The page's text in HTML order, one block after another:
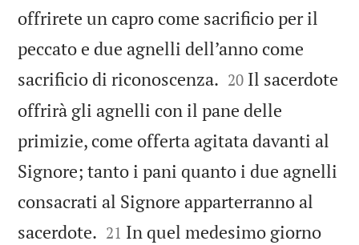
offrirete un capro come sacrificio per il
peccato e due agnelli dell’anno come
sacrificio di riconoscenza. 

20 Il sacerdote
offrirà gli agnelli con il pane delle
primizie, come offerta agitata davanti al
Signore; tanto i pani quanto i due agnelli
consacrati al Signore apparterranno al
sacerdote. 

21 In quel medesimo giorno